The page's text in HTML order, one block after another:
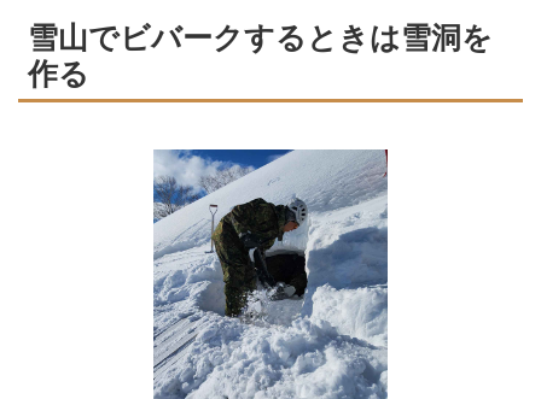
雪山でビバークするときは雪洞を
作る